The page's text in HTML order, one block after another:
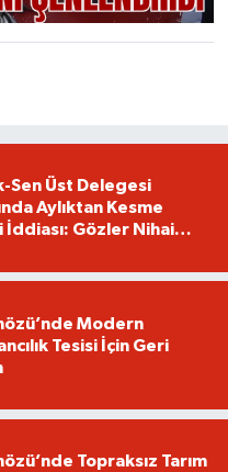
Sen Üst Delegesi
Aylıktan Kesme
İddiası: Gözler Nihai
Modern
Tesisi İçin Geri
Topraksız Tarım